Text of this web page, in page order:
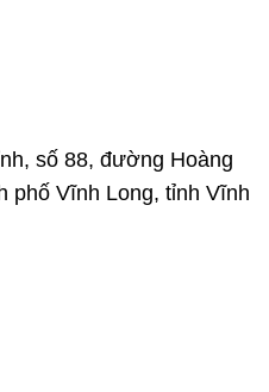
số 88, đường Hoàng
phố Vĩnh Long, tỉnh Vĩnh